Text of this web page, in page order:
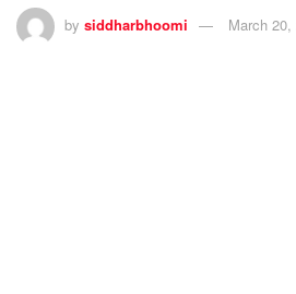
by siddharbhoomi March 20,